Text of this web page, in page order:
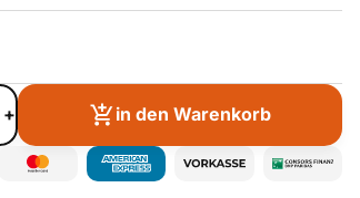
+ in den Warenkorb